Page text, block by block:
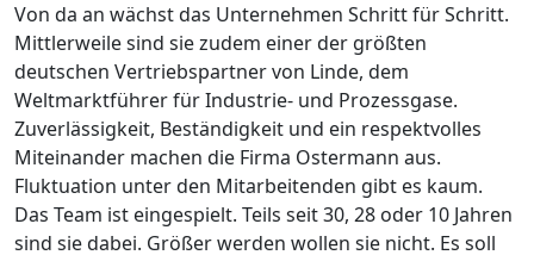
Von da an wächst das Unternehmen Schritt für Schritt.
Mittlerweile sind sie zudem einer der größten
deutschen Vertriebspartner von Linde, dem
Weltmarktführer für Industrie- und Prozessgase.
Zuverlässigkeit, Beständigkeit und ein respektvolles
Miteinander machen die Firma Ostermann aus.
Fluktuation unter den Mitarbeitenden gibt es kaum.
Das Team ist eingespielt. Teils seit 30, 28 oder 10 Jahren
sind sie dabei. Größer werden wollen sie nicht. Es soll